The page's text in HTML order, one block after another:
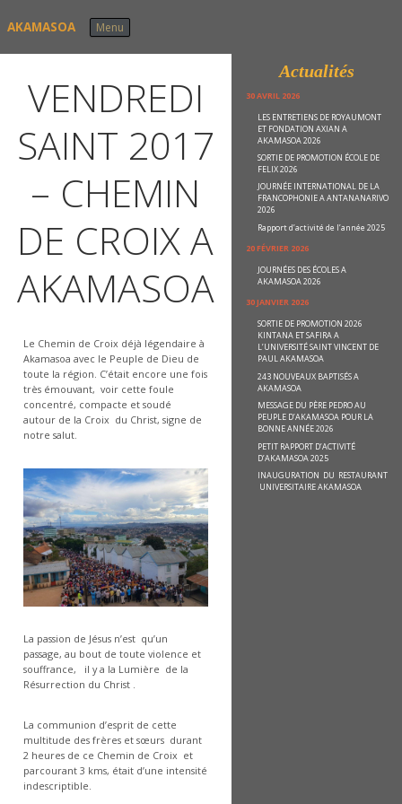
AKAMASOA Menu
VENDREDI
SAINT 2017
– CHEMIN
DE CROIX A
AKAMASOA
Le Chemin de Croix déjà légendaire à
Akamasoa avec le Peuple de Dieu de
toute la région. C’était encore une fois
très émouvant, voir cette foule
concentré, compacte et soudé
autour de la Croix du Christ, signe de
notre salut.
La passion de Jésus n’est qu’un
passage, au bout de toute violence et
souffrance, il y a la Lumière de la
Résurrection du Christ .
La communion d’esprit de cette
multitude des frères et sœurs durant
2 heures de ce Chemin de Croix et
parcourant 3 kms, était d’une intensité
indescriptible.
Actualités
30 AVRIL 2026
LES ENTRETIENS DE ROYAUMONT
ET FONDATION AXIAN A
AKAMASOA 2026
SORTIE DE PROMOTION ÉCOLE DE
FELIX 2026
JOURNÉE INTERNATIONAL DE LA
FRANCOPHONIE A ANTANANARIVO
2026
Rapport d’activité de l’année 2025
20 FÉVRIER 2026
JOURNÉES DES ÉCOLES A
AKAMASOA 2026
30 JANVIER 2026
SORTIE DE PROMOTION 2026
KINTANA ET SAFIRA A
L’UNIVERSITÉ SAINT VINCENT DE
PAUL AKAMASOA
243 NOUVEAUX BAPTISÉS A
AKAMASOA
MESSAGE DU PÈRE PEDRO AU
PEUPLE D’AKAMASOA POUR LA
BONNE ANNÉE 2026
PETIT RAPPORT D’ACTIVITÉ
D’AKAMASOA 2025
INAUGURATION DU RESTAURANT
UNIVERSITAIRE AKAMASOA